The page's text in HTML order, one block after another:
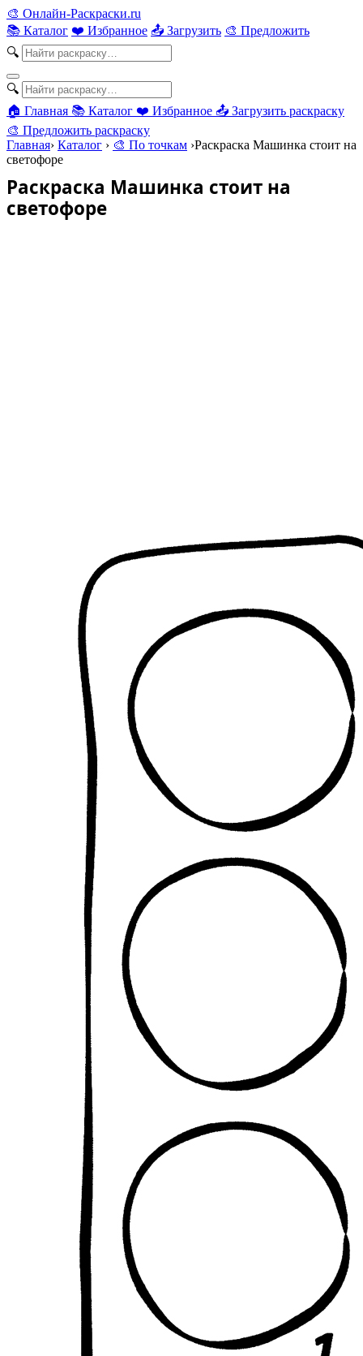
🎨 Онлайн-Раскраски.ru
📚 Каталог ❤️ Избранное 📤 Загрузить 🎨 Предложить
🔍
🔍
🏠 Главная 📚 Каталог ❤️ Избранное 📤 Загрузить раскраску
🎨 Предложить раскраску
Главная› Каталог › 🎨 По точкам ›Раскраска Машинка стоит на
светофоре
Раскраска Машинка стоит на
светофоре